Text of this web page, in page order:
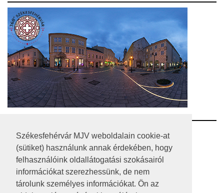
Székesfehérvár MJV weboldalain cookie-at
(sütiket) használunk annak érdekében, hogy
felhasználóink oldallátogatási szokásairól
információkat szerezhessünk, de nem
tárolunk személyes információkat. Ön az
RSS
A HONLAP 2017.03.31-I ÁLLAPOTA
JOGI NYILATKOZAT